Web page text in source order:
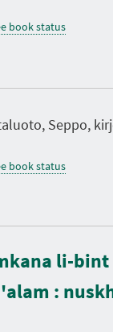
book status
Seppo,
book status
li-
: